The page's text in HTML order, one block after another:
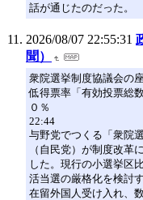
話が通じたのだった。
2026/08/07 22:55:31
聞）
衆院選挙制度協議会の
低得票率「有効投票総
０％
22:44
与野党でつくる「衆院
（自民党）が制度改革
した。現行の小選挙区
活当選の厳格化を検討
在留外国人受け入れ、